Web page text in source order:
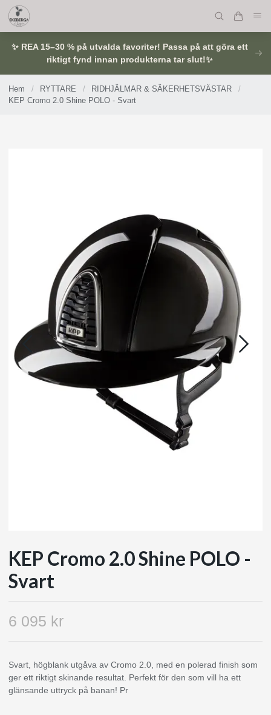
✨ REA 15–30 % på utvalda favoriter! Passa på att göra ett
riktigt fynd innan produkterna tar slut!✨
Hem / RYTTARE / RIDHJÄLMAR & SÄKERHETSVÄSTAR
/
KEP Cromo 2.0 Shine POLO - Svart
KEP Cromo 2.0 Shine POLO -
Svart
6 095 kr
Svart, högblank utgåva av Cromo 2.0, med en polerad finish som
ger ett riktigt skinande resultat. Perfekt för den som vill ha ett
glänsande uttryck på banan! Pr